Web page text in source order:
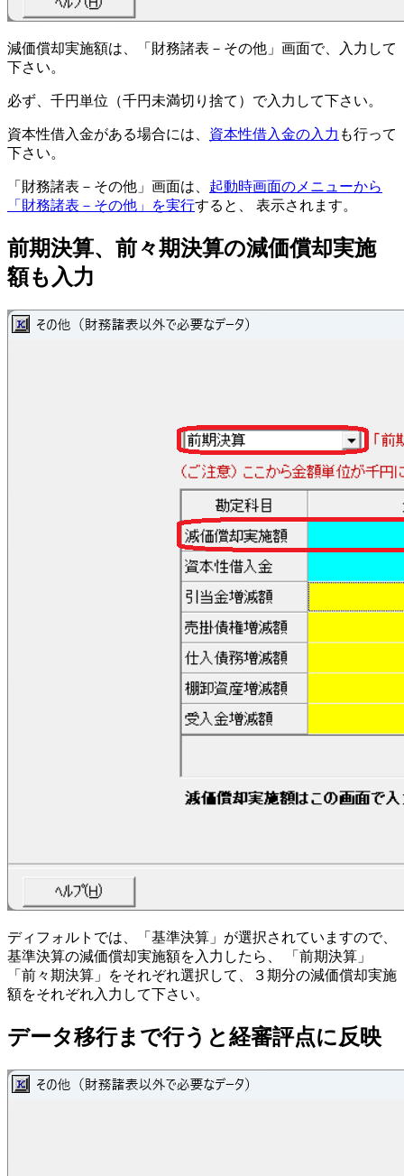
減価償却実施額は、「財務諸表－その他」画面で、入力して
下さい。
必ず、 千円単位（千円未満切り捨て） で入力して下さい。
資本性借入金がある場合には、 資本性借入金の入力 も行って
下さい。
「財務諸表－その他」画面は、 起動時画面のメニューから
「財務諸表－その他」を実行すると、 表示されます。
前期決算、前々期決算の減価償却実施
額も入力
ディフォルトでは、「基準決算」が選択されていますので、
基準決算の減価償却実施額を入力したら、 「前期決算」
「前々期決算」をそれぞれ選択して、
３期分の減価償却実施
額をそれぞれ入力して下さい。
データ移行まで行うと経審評点に反映